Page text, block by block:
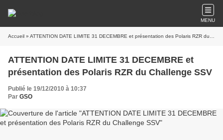
MENU
Accueil » ATTENTION DATE LIMITE 31 DECEMBRE et présentation des Polaris RZR du Challenge SSV
ATTENTION DATE LIMITE 31 DECEMBRE et
présentation des Polaris RZR du Challenge SSV
Publié le 19/12/2010 à 10:37
Par GSO